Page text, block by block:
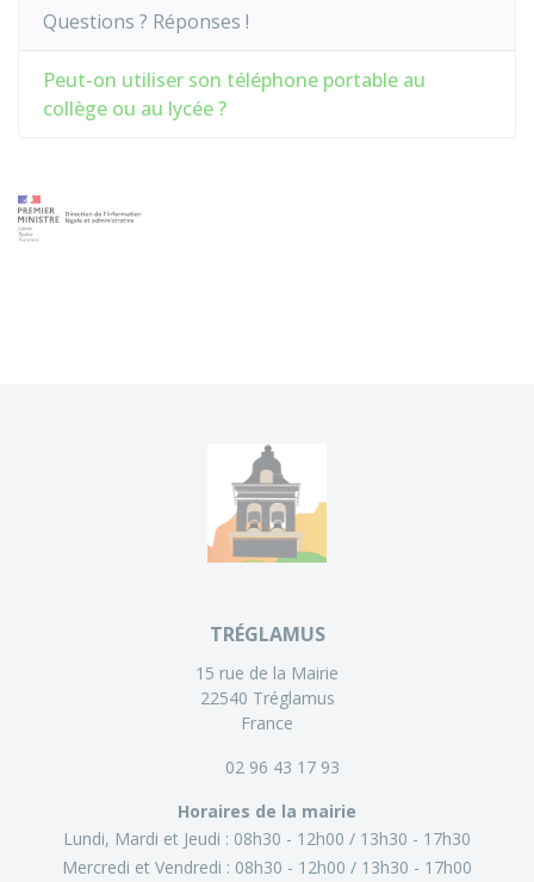
Questions ? Réponses !
Peut-on utiliser son téléphone portable au
collège ou au lycée ?
TRÉGLAMUS
15 rue de la Mairie
22540 Tréglamus
France
02 96 43 17 93
Horaires de la mairie
Lundi, Mardi et Jeudi : 08h30 - 12h00
13h30 - 17h30
Mercredi et Vendredi : 08h30 - 12h00 13h30 - 17h00